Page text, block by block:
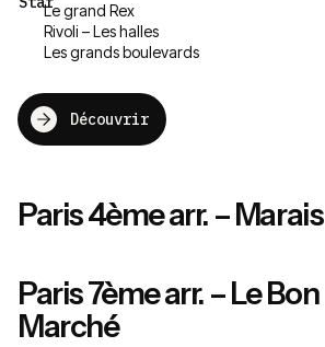
Le grand Rex
Rivoli – Les halles
Les grands boulevards
Découvrir
Paris 4ème arr. – Marais
Paris 7ème arr. – Le Bon
Marché